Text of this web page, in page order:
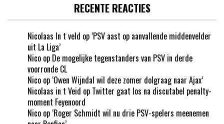
RECENTE REACTIES
Nicolaas In t veld op ‘PSV aast op aanvallende middenvelder
uit La Liga’
Nico op De mogelijke tegenstanders van PSV in derde
voorronde CL
Nico op ‘Owen Wijndal wil deze zomer dolgraag naar Ajax’
Nicolaas in t Veid op Twitter gaat los na discutabel penalty-
moment Feyenoord
Nico op ‘Roger Schmidt wil nu drie PSV-spelers meenemen